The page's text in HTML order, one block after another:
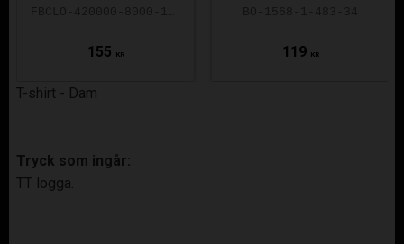
155 KR 119 KR
T-shirt - Dam
Tryck som ingår:
TT logga.